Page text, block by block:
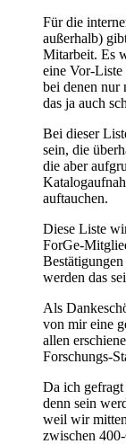
Für die
außerhalb)
Mitarbeit. Es
eine Vor-
bei denen nur
das ja auch
Bei dieser
sein, die
die aber
auftauchen.
Diese Liste
ForGe-
werden das
Als
von mir eine
allen
Forschungs-
Da ich
denn sein
weil wir
zwischen